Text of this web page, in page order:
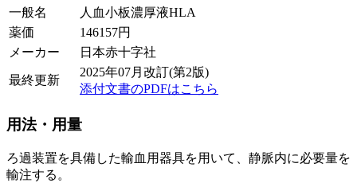
一般名
人血小板濃厚液HLA
薬価
146157円
メーカー
日本赤十字社
最終更新
2025年07月改訂(第2版)
添付文書のPDFはこちら
用法・用量
ろ過装置を具備した輸血用器具を用いて、静脈内に必要量を
輸注する。